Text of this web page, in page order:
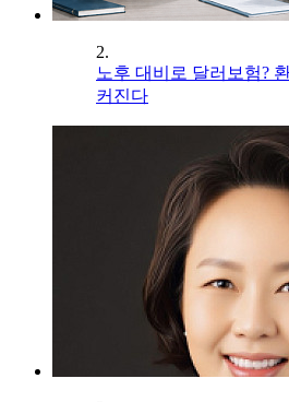
2.
노후 대비로 달러보험?
커진다